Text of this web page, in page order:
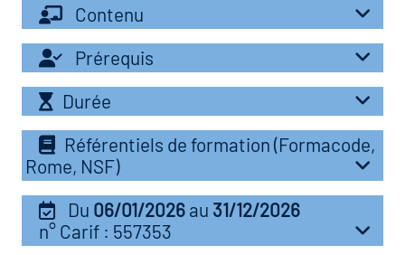
clés métiers et
lieu d'information ou
de l'Economie
Solidaire (ESS)
du secteur sanitaire
de l'Industrie
emploi-formation
Contenu
Prérequis
Durée
Référentiels de formation (Formacode,
Rome, NSF)
Du 06/01/2026 au 31/12/2026
n° Carif : 557353